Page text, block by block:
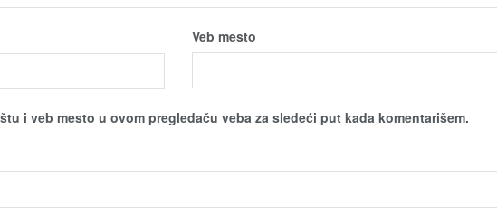
Veb mesto
i veb mesto u ovom pregledaču veba za sledeći put kada komentarišem.